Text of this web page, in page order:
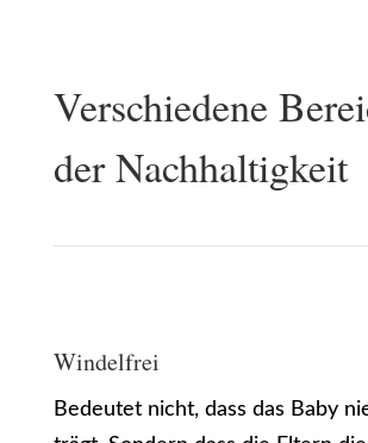
Verschiedene
der Nachhaltigkeit
Windelfrei
Bedeutet nicht, dass das Baby